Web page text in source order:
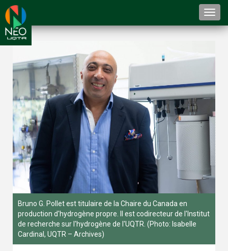
Bruno G. Pollet est titulaire de la Chaire du Canada en
production d'hydrogène propre. Il est codirecteur de l'Institut
de recherche sur l'hydrogène de l'UQTR. (Photo: Isabelle
Cardinal, UQTR – Archives)